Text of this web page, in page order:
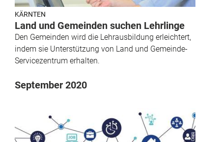
KÄRNTEN
Land und Gemeinden suchen Lehrlinge
Den Gemeinden wird die Lehrausbildung erleichtert,
indem sie Unterstützung von Land und Gemeinde-
Servicezentrum erhalten.
September 2020